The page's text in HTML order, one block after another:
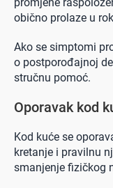
obično prolaze u
Ako se simptomi
o postporođajnoj
stručnu pomoć.
Oporavak kod
Kod kuće se
kretanje i pravilnu
smanjenje fizičkog